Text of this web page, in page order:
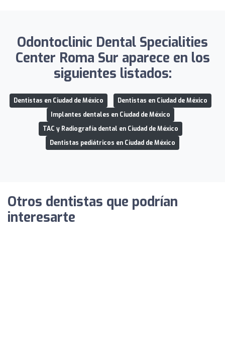
Odontoclinic Dental Specialities
Center Roma Sur aparece en los
siguientes listados:
Dentistas en Ciudad de México
Dentistas en Ciudad de México
Implantes dentales en Ciudad de México
TAC y Radiografía dental en Ciudad de México
Dentistas pediátricos en Ciudad de México
Otros dentistas que podrían
interesarte